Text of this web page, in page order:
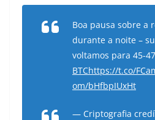
Boa pausa sobre a
durante a noite –
voltamos para 45-
BTChttps://t.co/
om/bHfbpIUxHt
— Criptografia